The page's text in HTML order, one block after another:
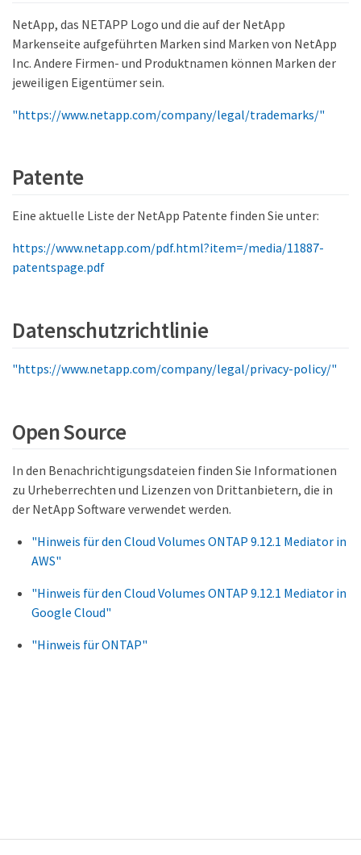
NetApp, das NETAPP Logo und die auf der NetApp
Markenseite aufgeführten Marken sind Marken von NetApp
Inc. Andere Firmen- und Produktnamen können Marken der
jeweiligen Eigentümer sein.
"https://www.netapp.com/company/legal/trademarks/"
Patente
Eine aktuelle Liste der NetApp Patente finden Sie unter:
https://www.netapp.com/pdf.html?item=/media/11887-
patentspage.pdf
Datenschutzrichtlinie
"https://www.netapp.com/company/legal/privacy-policy/"
Open Source
In den Benachrichtigungsdateien finden Sie Informationen
zu Urheberrechten und Lizenzen von Drittanbietern, die in
der NetApp Software verwendet werden.
"Hinweis für den Cloud Volumes ONTAP 9.12.1 Mediator in
AWS"
"Hinweis für den Cloud Volumes ONTAP 9.12.1 Mediator in
Google Cloud"
"Hinweis für ONTAP"